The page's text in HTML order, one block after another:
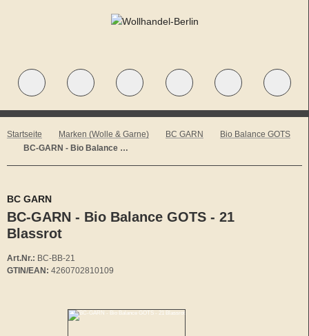
Startseite Marken (Wolle & Garne) BC GARN
Bio Balance GOTS
BC-GARN - Bio Balance GOTS - 21 Blassrot
BC GARN
BC-GARN - Bio Balance GOTS - 21
Blassrot
Art.Nr.: BC-BB-21
GTIN/EAN: 4260702810109